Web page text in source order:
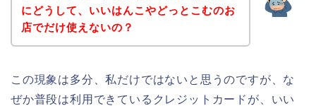
にどうして、いいはんこやどっとこむのお
店でだけ使えないの？
この現象は多分、私だけではないと思うのですが、な
ぜか普段は利用できているクレジットカードが、いい